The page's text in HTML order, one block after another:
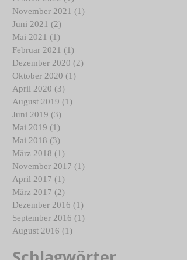
Juni 2022
(1)1 Beitrag
Mai 2022 (2)2 Beiträge
Februar 2022
November 2021
Juni 2021
(2)2 Beiträge
Mai 2021 (1)1 Beitrag
Februar 2021 (1)
Dezember 2020
Oktober 2020
April 2020 (3)
August 2019
Juni 2019 (3) 3 Beiträge
Mai 2019
(1)1 Beitrag
Mai 2018 (3) 3 Beiträge
März 2018 (1)
November 2017 (1)
April 2017
(1)1 Beitrag
März 2017 (2)2 Beiträge
September 2016 (1) 1 Beitrag